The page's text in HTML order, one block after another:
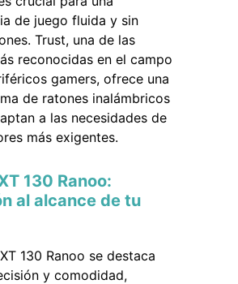
de juego fluida y sin
Trust, una de las
reconocidas en el campo
gamers, ofrece una
de ratones inalámbricos
a las necesidades de
más exigentes.
130 Ranoo:
al alcance de tu
130 Ranoo se destaca
y comodidad,